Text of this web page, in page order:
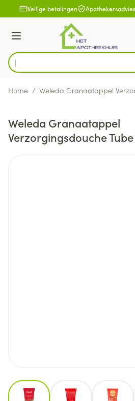
Ga naar de inhoud
1 van 1Veilige betalingen Apothekersadvies
Menu
Product, merk, categorie...
Home / Weleda Granaatappel
Weleda Granaatappel
Verzorgingsdouche
View larger imageView larger image
View